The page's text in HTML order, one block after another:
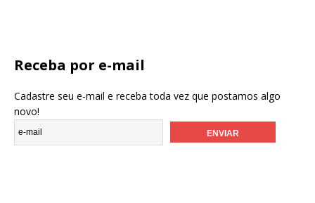
Receba por e-mail
Cadastre seu e-mail e receba toda vez que postamos algo
novo!